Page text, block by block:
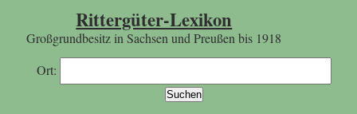
Rittergüter-Lexikon
Großgrundbesitz in Sachsen und Preußen bis 1918
Ort: